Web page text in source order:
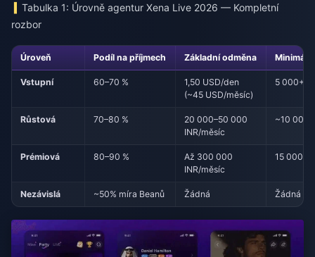
Tabulka 1: Úrovně agentur Xena Live 2026 — Kompletní
rozbor
Úroveň Podíl na příjmech Základní odměna
Vstupní 60–70 %
1,50 USD/den
(~45 USD/měsíc)
5 000+
Růstová 70–80 %
20 000–50 000
INR/měsíc
~10 000+
Prémiová 80–90 %
Až 300 000
INR/měsíc
15 000+
Nezávislá ~50% míra Beanů Žádná Žádná